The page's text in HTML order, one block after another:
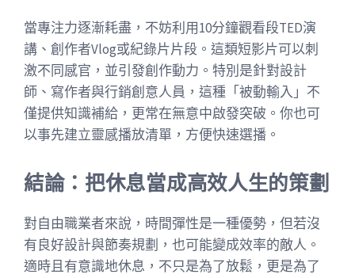
當專注力逐漸耗盡，不妨利用10分鐘觀看段TED演
講、創作者Vlog或紀錄片片段。這類短影片可以刺
激不同感官，並引發創作動力。特別是針對設計
師、寫作者與行銷創意人員，這種「被動輸入」不
僅提供知識補給，更常在無意中啟發突破。你也可
以事先建立靈感播放清單，方便快速選播。
結論：把休息當成高效人生的策劃
對自由職業者來說，時間彈性是一種優勢，但若沒
有良好設計與節奏規劃，也可能變成效率的敵人。
適時且有意識地休息，不只是為了放鬆，更是為了